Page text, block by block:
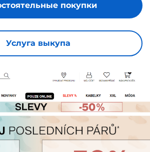
Услуга выкупа
покупки